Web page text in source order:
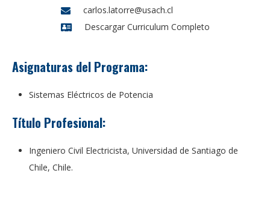
carlos.latorre@usach.cl
Descargar Curriculum Completo
Asignaturas del Programa:
Sistemas Eléctricos de Potencia
Título Profesional:
Ingeniero Civil Electricista, Universidad de Santiago de
Chile, Chile.